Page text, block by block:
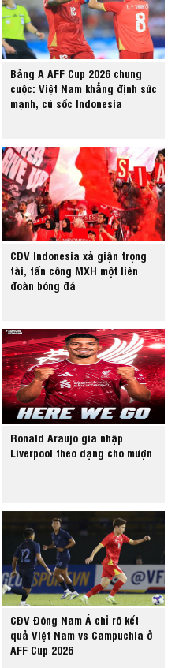
Bảng A AFF Cup 2026 chung
cuộc: Việt Nam khẳng định sức
mạnh, cú sốc Indonesia
CĐV Indonesia xả giận trọng
tài, tấn công MXH một liên
đoàn bóng đá
Ronald Araujo gia nhập
Liverpool theo dạng cho mượn
CĐV Đông Nam Á chỉ rõ kết
quả Việt Nam vs Campuchia ở
AFF Cup 2026